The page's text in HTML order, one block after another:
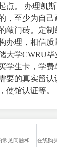
点。 办理凯
，至少为自己
敲门砖。定
办理，相信
大学CWRU
学生卡，学
要的真实留认
使馆认证等。